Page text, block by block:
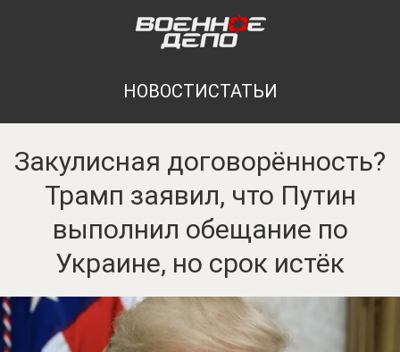
НОВОСТИСТАТЬИ
Закулисная договорённость?
Трамп заявил, что Путин
выполнил обещание по
Украине, но срок истёк